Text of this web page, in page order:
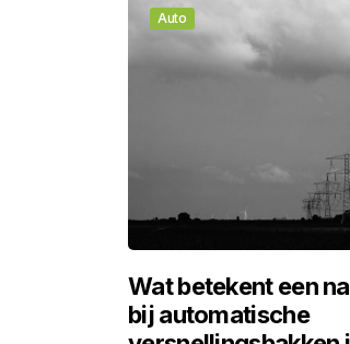
Auto
Wat betekent een
bij automatische